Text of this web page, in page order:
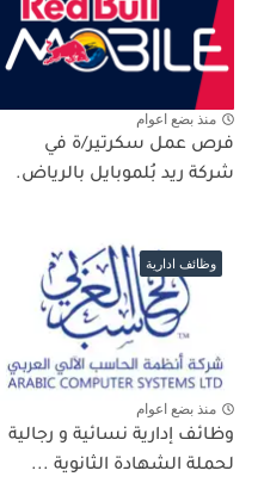
منذ بضع اعوام
فرص عمل سكرتير/ة في
شركة ريد بُلموبايل بالرياض.
وظائف ادارية
منذ بضع اعوام
وظائف إدارية نسائية و رجالية
لحملة الشهادة الثانوية ...